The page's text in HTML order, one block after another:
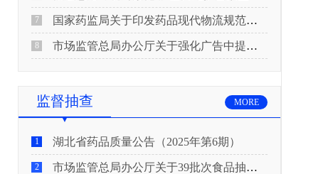
7 国家药监局关于印发药品现代物流规范化建设指导意见的通知
8 市场监管总局办公厅关于强化广告中提示性用语监管工作的通知
监督抽查 MORE
1 湖北省药品质量公告（2025年第6期）
2 市场监管总局办公厅关于39批次食品抽检不合格情况的通报